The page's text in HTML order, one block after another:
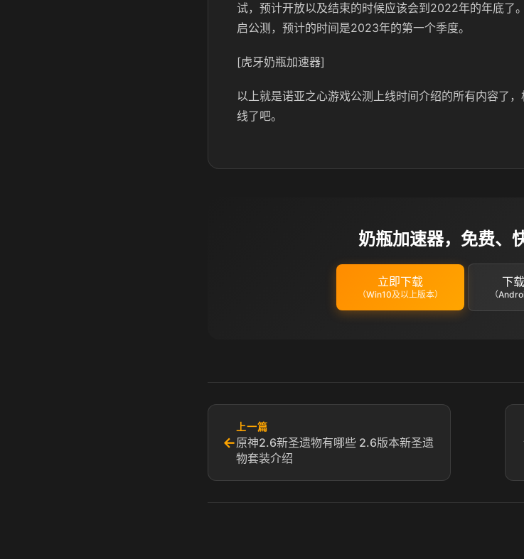
试，预计开放以及结束的时候应该会到2022年的年底了
启公测，预计的时间是2023年的第一个季度。
[虎牙奶瓶加速器]
以上就是诺亚之心游戏公测上线时间介绍的所有内容了
线了吧。
奶瓶加速器，免费、
立即下载
（Win10及以上版本）
下
（
←
上一篇
原神2.6新圣遗物有哪些 2.6版本新圣遗
物套装介绍